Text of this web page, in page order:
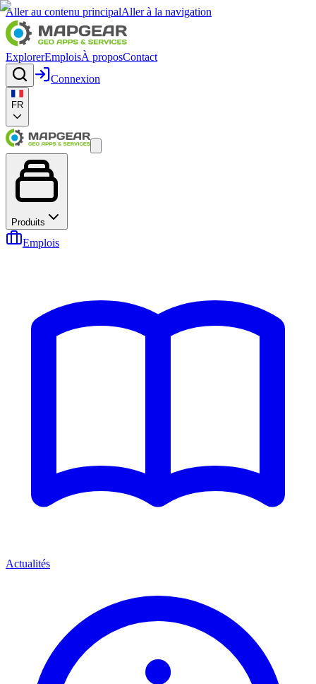
Aller au contenu principalAller à la navigation
ExplorerEmploisÀ proposContact
Connexion
FR
Produits
Emplois
Actualités